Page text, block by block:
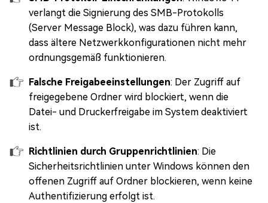
verlangt die Signierung des SMB-Protokolls
(Server Message Block), was dazu führen kann,
dass ältere Netzwerkkonfigurationen nicht mehr
ordnungsgemäß funktionieren.
Falsche Freigabeeinstellungen: Der Zugriff auf
freigegebene Ordner wird blockiert, wenn die
Datei- und Druckerfreigabe im System deaktiviert
ist.
Richtlinien durch Gruppenrichtlinien: Die
Sicherheitsrichtlinien unter Windows können den
offenen Zugriff auf Ordner blockieren, wenn keine
Authentifizierung erfolgt ist.